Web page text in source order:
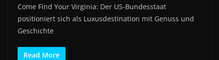
Come Find Your Virginia: Der US-Bundesstaat
positioniert sich als Luxusdestination mit Genuss und
Geschichte
Read More